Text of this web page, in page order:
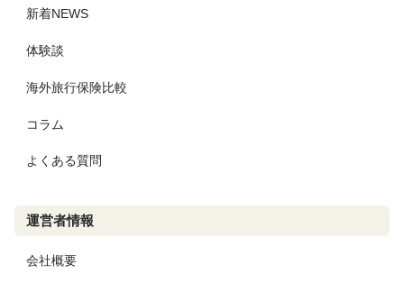
新着NEWS
体験談
海外旅行保険比較
コラム
よくある質問
運営者情報
会社概要